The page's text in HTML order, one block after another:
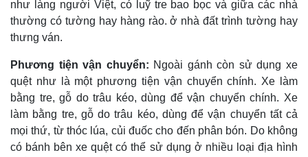
như làng người Việt, có luỹ tre bao bọc và giữa các nhà
thường có tường hay hàng rào. ở nhà đất trình tường hay
thưng ván.
Phương tiện vận chuyển: Ngoài gánh còn sử dụng xe
quệt như là một phương tiện vận chuyển chính. Xe làm
bằng tre, gỗ do trâu kéo, dùng để vận chuyển chính. Xe
làm bằng tre, gỗ do trâu kéo, dùng để vận chuyển tất cả
mọi thứ, từ thóc lúa, củi đuốc cho đến phân bón. Do không
có bánh bên xe quệt có thể sử dụng ở nhiều loại địa hình